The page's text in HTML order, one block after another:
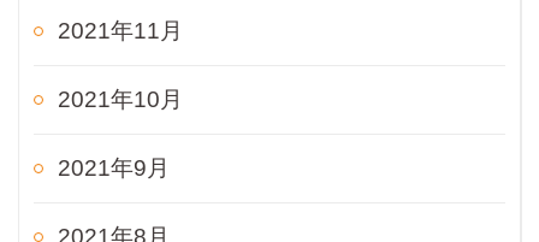
2021年11月
2021年10月
2021年9月